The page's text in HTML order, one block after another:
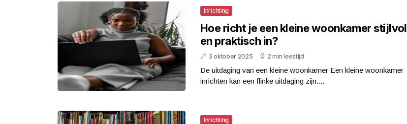
Inrichting
Hoe richt je een kleine woonkamer stijlvol
en praktisch in?
3 oktober 2025 2 min leestijd
De uitdaging van een kleine woonkamer Een kleine woonkamer
inrichten kan een flinke uitdaging zijn....
Inrichting